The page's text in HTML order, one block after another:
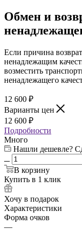
Обмен и
Если причина
ненадлежащим
возместить
ненадлежащего
12 600 ₽
Варианты цен
12 600 ₽
Подробности
Много
Нашли дешевле?
В корзину
Купить в 1 клик
Хочу в подарок
Характеристики
Форма очков
—